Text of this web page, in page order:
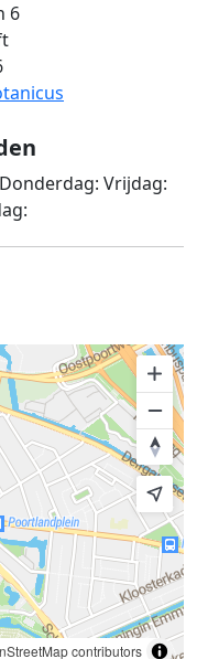
6
Donderdag: Vrijdag:
contributors